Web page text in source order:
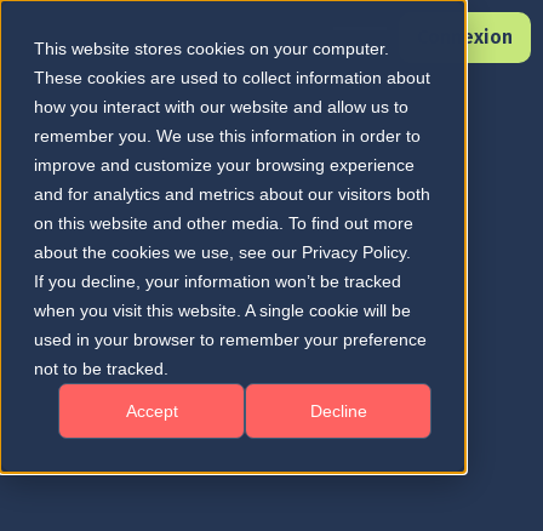
This website stores cookies on your computer.
These cookies are used to collect information about
how you interact with our website and allow us to
remember you. We use this information in order to
improve and customize your browsing experience
and for analytics and metrics about our visitors both
on this website and other media. To find out more
about the cookies we use, see our Privacy Policy.
If you decline, your information won’t be tracked
when you visit this website. A single cookie will be
used in your browser to remember your preference
not to be tracked.
Accept Decline
Connexion
Découvrez comment deepeye® TPS